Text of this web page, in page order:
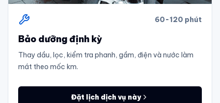
60-120 phút
Bảo dưỡng định kỳ
Thay dầu, lọc, kiểm tra phanh, gầm, điện và nước làm
mát theo mốc km.
Đặt lịch dịch vụ này